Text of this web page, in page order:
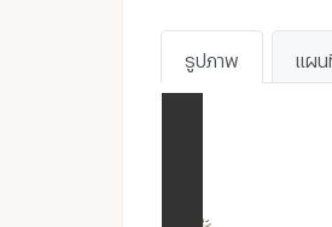
รูปภาพ แผน